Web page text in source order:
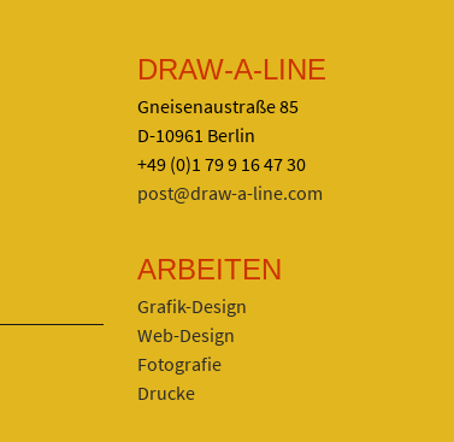
DRAW-A-LINE
Gneisenaustraße 85
D-10961 Berlin
+49 (0)1 79 9 16 47 30
post@draw-a-line.com
ARBEITEN
Grafik-Design
Web-Design
Fotografie
Drucke